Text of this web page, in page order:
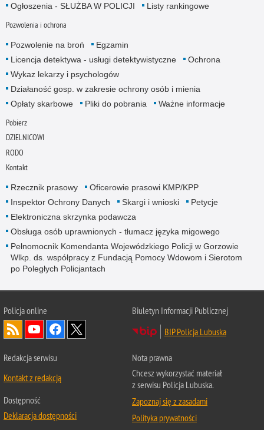
Ogłoszenia - SŁUŻBA W POLICJI
Listy rankingowe
Pozwolenia i ochrona
Pozwolenie na broń
Egzamin
Licencja detektywa - usługi detektywistyczne
Ochrona
Wykaz lekarzy i psychologów
Działaność gosp. w zakresie ochrony osób i mienia
Opłaty skarbowe
Pliki do pobrania Ważne informacje
Pobierz
DZIELNICOWI
RODO
Kontakt
Rzecznik prasowy
Oficerowie prasowi KMP/KPP
Inspektor Ochrony Danych
Skargi i wnioski
Petycje
Elektroniczna skrzynka podawcza
Obsługa osób uprawnionych - tłumacz języka migowego
Pełnomocnik Komendanta Wojewódzkiego Policji w Gorzowie
Wlkp. ds. współpracy z Fundacją Pomocy Wdowom i Sierotom
po Poległych Policjantach
Policja online
Biuletyn Informacji Publicznej
BIP Policja Lubuska
Redakcja serwisu
Kontakt z redakcją
Dostępność
Deklaracja dostępności
Nota prawna
Chcesz wykorzystać materiał
z serwisu Policja Lubuska.
Zapoznaj się z zasadami
Polityka prywatności